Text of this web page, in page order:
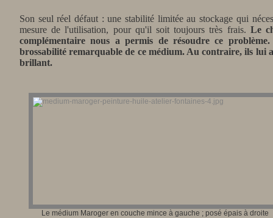
Son seul réel défaut : une stabilité limitée au stockage qui
mesure de l'utilisation, pour qu'il soit toujours très frais. Le
complémentaire nous a permis de résoudre ce
brossabilité remarquable de ce médium.Au contraire, ils lui
brillant.
Le médium Maroger en couche mince à gauche ; posé épais à droite